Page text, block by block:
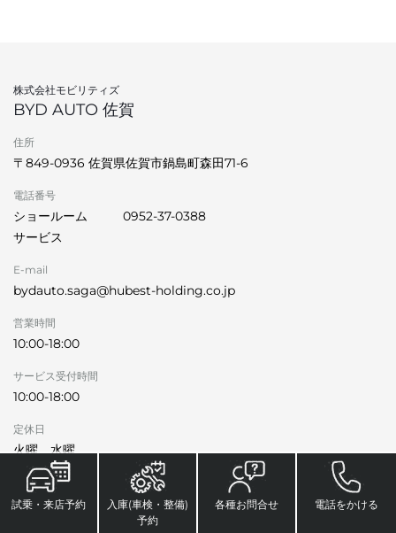
試乗・来店予約
入庫(車検・整備)
予約
各種お問合せ 電話をかける
株式会社モビリティズ
BYD AUTO 佐賀
住所
〒849-0936 佐賀県佐賀市鍋島町森田71-6
電話番号
ショールーム
0952-37-0388
サービス
E-mail
bydauto.saga@hubest-holding.co.jp
営業時間
10:00-18:00
サービス受付時間
10:00-18:00
定休日
火曜、水曜